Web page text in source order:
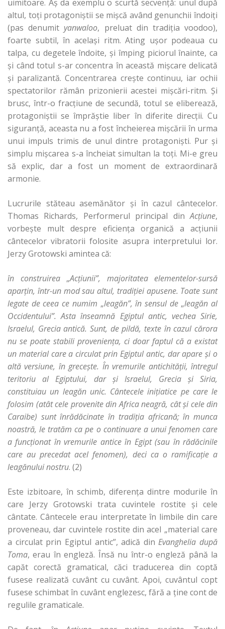
uimitoare. Aş da exemplu o scurtă secvenţă: unul după
altul, toţi protagoniştii se mişcă având genunchii îndoiţi
(pas denumit yanwaloo, preluat din tradiţia voodoo),
foarte subtil, în acelaşi ritm. Ating uşor podeaua cu
talpa, cu degetele îndoite, şi împing piciorul înainte, ca
şi când totul s-ar concentra în această mişcare delicată
şi paralizantă. Concentrarea creşte continuu, iar ochii
spectatorilor rămân prizonierii acestei mişcări-ritm. Şi
brusc, într-o fracţiune de secundă, totul se eliberează,
protagoniştii se împrăştie liber în diferite direcţii. Cu
siguranţă, aceasta nu a fost încheierea mişcării în urma
unui impuls trimis de unul dintre protagonişti. Pur şi
simplu mişcarea s-a încheiat simultan la toţi. Mi-e greu
să explic, dar a fost un moment de extraordinară
armonie.
Lucrurile stăteau asemănător şi în cazul cântecelor.
Thomas Richards, Performerul principal dinAcţiune,
vorbeşte mult despre eficienţa organică a acţiunii
cântecelor vibratorii folosite asupra interpretului lor.
Jerzy Grotowski amintea că:
în construirea „Acţiunii”, majoritatea elementelor-sursă
aparţin, într-un mod sau altul, tradiţiei apusene. Toate sunt
legate de ceea ce numim „leagăn”, în sensul de „leagăn al
Occidentului”.Asta înseamnă Egiptul antic, vechea Sirie,
Israelul, Grecia antică. Sunt, de pildă, texte în cazul cărora
nu se poate stabili provenienţa, ci doar faptul că a existat
un material care a circulat prin Egiptul antic, dar apare şi o
altă versiune, în greceşte. În vremurile antichităţii, întregul
teritoriu al Egiptului, dar şi Israelul, Grecia şi Siria,
constituiau un leagăn unic. Cântecele iniţiatice pe care le
folosim (atât cele provenite din Africaneagră, cât şi cele din
Caraibe) sunt înrădăcinate în tradiţia africană; în munca
noastră, le tratăm ca pe o continuare a unui fenomen care
a funcţionat în vremurile antice în Egipt (sau în rădăcinile
care au precedat acel fenomen), deci ca o ramificaţie a
leagănului nostru. (2)
Este izbitoare, în schimb, diferenţa dintre modurile în
care Jerzy Grotowski trata cuvintele rostite şi cele
cântate. Cântecele erau interpretate în limbile din care
proveneau, dar cuvintele rostite din acel „material care
a circulat prin Egiptul antic”, adică dinEvanghelia după
Toma, erau în engleză. Însă nu într-o engleză până la
capăt corectă gramatical, căci traducerea din coptă
fusese realizată cuvânt cu cuvânt. Apoi, cuvântul copt
fusese schimbat în cuvânt englezesc, fără a ţine cont de
regulile gramaticale.